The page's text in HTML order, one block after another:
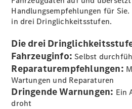
eVito
Alle eVito
eVito
Handlungsempfehlungen für
in drei Dringlichkeitsstufen.
Die drei
Fahrzeuginfo: Selbst
Reparaturempfehlungen:
Wartungen und Reparaturen
Dringende Warnungen: Ein
droht